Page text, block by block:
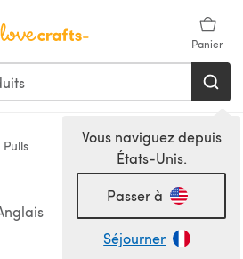
Panier
Vous naviguez depuis
États-Unis.
Passer à
Séjourner
Pulls